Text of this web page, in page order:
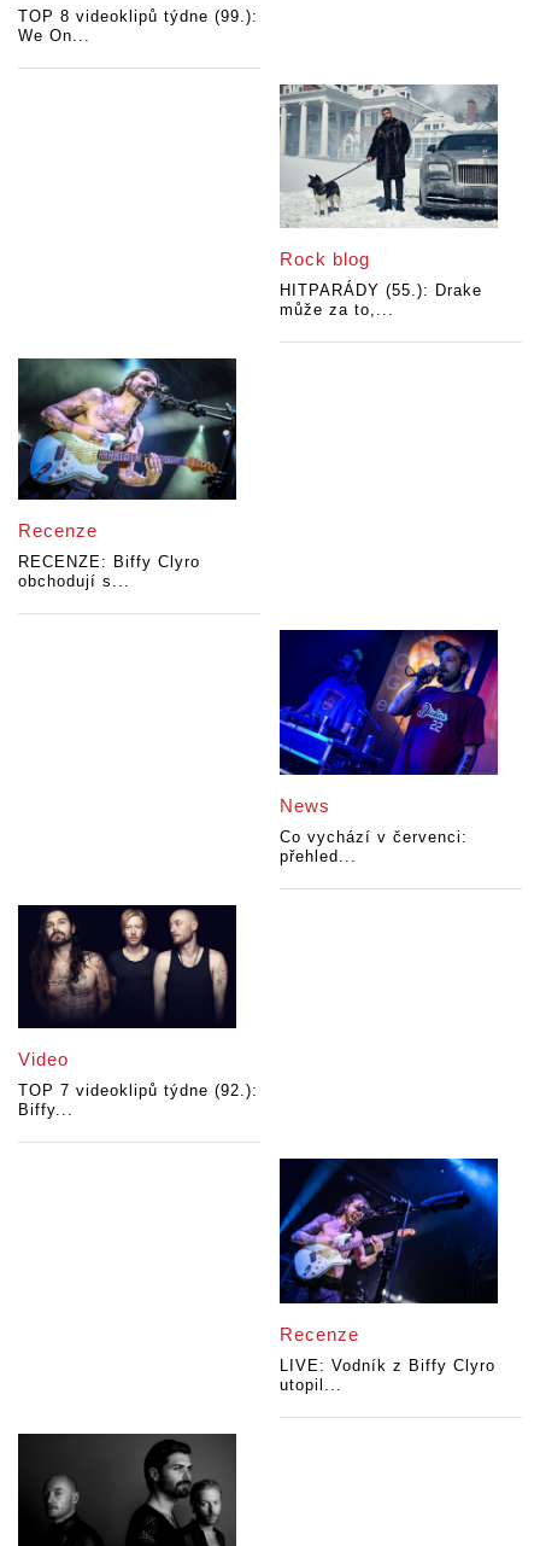
TOP 8 videoklipů týdne (99.):
We On...
Rock blog
HITPARÁDY (55.): Drake
může za to,...
Recenze
RECENZE: Biffy Clyro
obchodují s...
News
Co vychází v červenci:
přehled...
Video
TOP 7 videoklipů týdne (92.):
Biffy...
Recenze
LIVE: Vodník z Biffy Clyro
utopil...